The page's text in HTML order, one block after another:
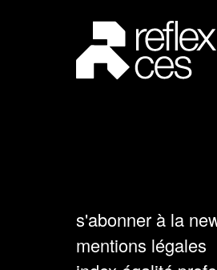
s'abonner à la
mentions légales